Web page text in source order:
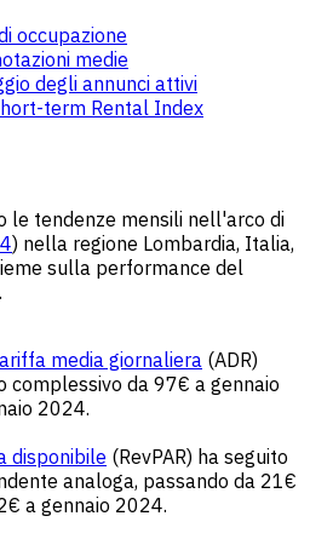
occupazione
medie
degli annunci attivi
term Rental Index
le tendenze mensili nell'arco di
) nella regione Lombardia, Italia,
sulla performance del
media giornaliera (ADR)
complessivo da 97€ a gennaio
2024.
disponibile (RevPAR) ha seguito
analoga, passando da 21€
a gennaio 2024.